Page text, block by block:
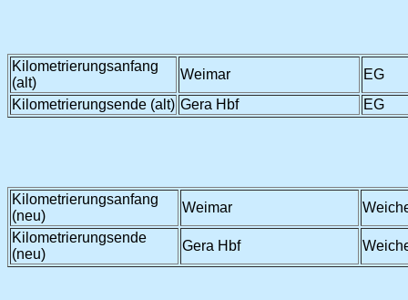
Kilometrierungsanfang
(alt)
Weimar
EG
Kilometrierungsende (alt) Gera Hbf EG
Kilometrierungsanfang
(neu)
Weimar
Kilometrierungsende
(neu)
Gera Hbf